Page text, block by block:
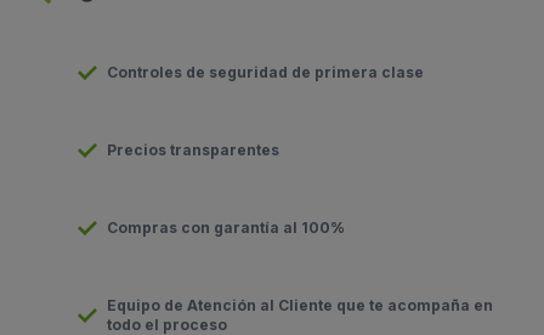
Controles de seguridad de primera clase
Precios transparentes
Compras con garantía al 100%
Equipo de Atención al Cliente que te acompaña en
todo el proceso